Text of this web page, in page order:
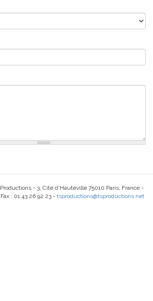
- 3, Cité d'Hauteville 75010 Paris, France -
: 01 43 26 92 23 - tsproductions@tsproductions.net